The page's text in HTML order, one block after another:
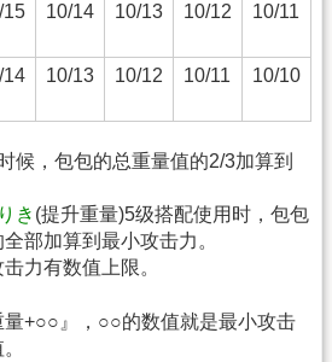
15 10/14 10/13 10/12 10/11
14 10/13 10/12 10/11 10/10
候，包包的总重量值的2/3加算到
き (提升重量)5级搭配使用时，包包
部加算到最小攻击力。
力有数值上限。
量+○○』，○○的数值就是最小攻击